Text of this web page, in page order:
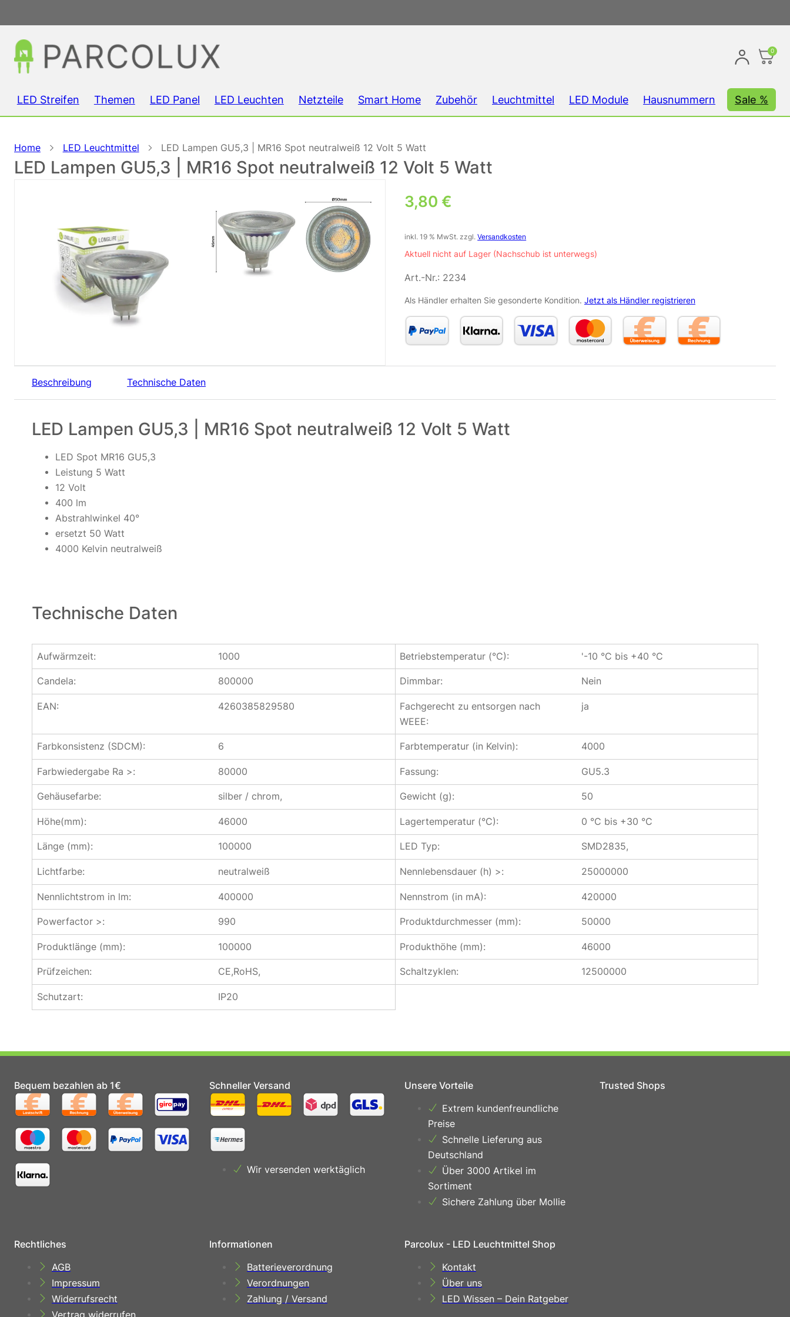
0
LED Streifen Themen LED Panel LED Leuchten Netzteile Smart Home Zubehör Leuchtmittel LED Module Hausnummern Sale %
Home LED Leuchtmittel LED Lampen GU5,3 | MR16 Spot neutralweiß 12 Volt 5 Watt
LED Lampen GU5,3 | MR16 Spot neutralweiß 12 Volt 5 Watt
3,80 €
inkl. 19 % MwSt. zzgl.Versandkosten
Aktuell nicht auf Lager (Nachschub ist unterwegs)
Art.-Nr.: 2234
Als Händler erhalten Sie gesonderte Kondition. Jetzt als Händler registrieren
Beschreibung Technische Daten
LED Lampen GU5,3 | MR16 Spot neutralweiß 12 Volt 5 Watt
LED Spot MR16 GU5,3
Leistung 5 Watt
12 Volt
400 lm
Abstrahlwinkel 40°
ersetzt 50 Watt
4000 Kelvin neutralweiß
Technische Daten
Aufwärmzeit: 1000 Betriebstemperatur (°C): '-10 °C bis +40 °C
Candela: 800000 Dimmbar: Nein
EAN: 4260385829580
Fachgerecht zu entsorgen nach
WEEE:
ja
Farbkonsistenz (SDCM): 6 Farbtemperatur (in Kelvin): 4000
Farbwiedergabe Ra >: 80000 Fassung: GU5.3
Gehäusefarbe: silber / chrom, Gewicht (g): 50
Höhe(mm): 46000 Lagertemperatur (°C): 0 °C bis +30 °C
Länge (mm): 100000 LED Typ: SMD2835,
Lichtfarbe: neutralweiß Nennlebensdauer (h) >: 25000000
Nennlichtstrom in lm: 400000 Nennstrom (in mA): 420000
Powerfactor >: 990 Produktdurchmesser (mm): 50000
Produktlänge (mm): 100000 Produkthöhe (mm): 46000
Prüfzeichen: CE,RoHS, Schaltzyklen: 12500000
Schutzart: IP20
Bequem bezahlen ab 1€ Schneller Versand
Wir versenden werktäglich
Unsere Vorteile
Extrem kundenfreundliche
Preise
Schnelle Lieferung aus
Deutschland
Über 3000 Artikel im
Sortiment
Sichere Zahlung über Mollie
Trusted Shops
Rechtliches
AGB
Impressum
Widerrufsrecht
Informationen
Batterieverordnung
Verordnungen
Zahlung / Versand
Parcolux - LED Leuchtmittel Shop
Kontakt
Über uns
LED Wissen – Dein Ratgeber